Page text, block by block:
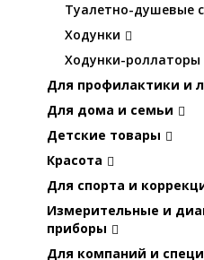
Туалетно-душевые
Ходунки
Ходунки-роллаторы
Для профилактики и
Для дома и семьи
Детские товары
Красота
Для спорта и
Измерительные и
приборы
Для компаний и